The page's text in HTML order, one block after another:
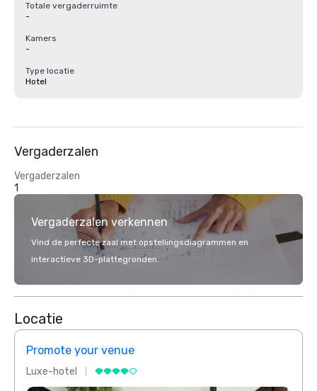
Totale vergaderruimte
-
Kamers
-
Type locatie
Hotel
Vergaderzalen
Vergaderzalen
1
Vergaderzalen verkennen
Vind de perfecte zaal met opstellingsdiagrammen en
interactieve 3D-plattegronden.
Locatie
Promote your venue
Luxe-hotel